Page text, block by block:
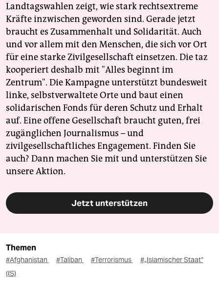
Landtagswahlen zeigt, wie stark rechtsextreme
Kräfte inzwischen geworden sind. Gerade jetzt
braucht es Zusammenhalt und Solidarität. Auch
und vor allem mit den Menschen, die sich vor Ort
für eine starke Zivilgesellschaft einsetzen. Die taz
kooperiert deshalb mit "Alles beginnt im
Zentrum". Die Kampagne unterstützt bundesweit
linke, selbstverwaltete Orte und baut einen
solidarischen Fonds für deren Schutz und Erhalt
auf. Eine offene Gesellschaft braucht guten, frei
zugänglichen Journalismus – und
zivilgesellschaftliches Engagement. Finden Sie
auch? Dann machen Sie mit und unterstützen Sie
unsere Aktion.
Jetzt unterstützen
Themen
#Afghanistan #Taliban #Terrorismus
#„Islamischer Staat“
(IS)